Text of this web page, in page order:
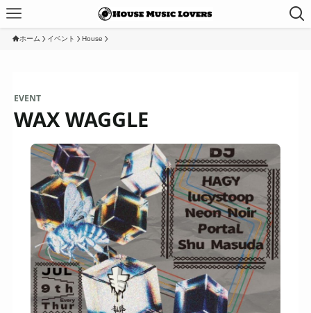
ホーム イベント House
EVENT
WAX WAGGLE